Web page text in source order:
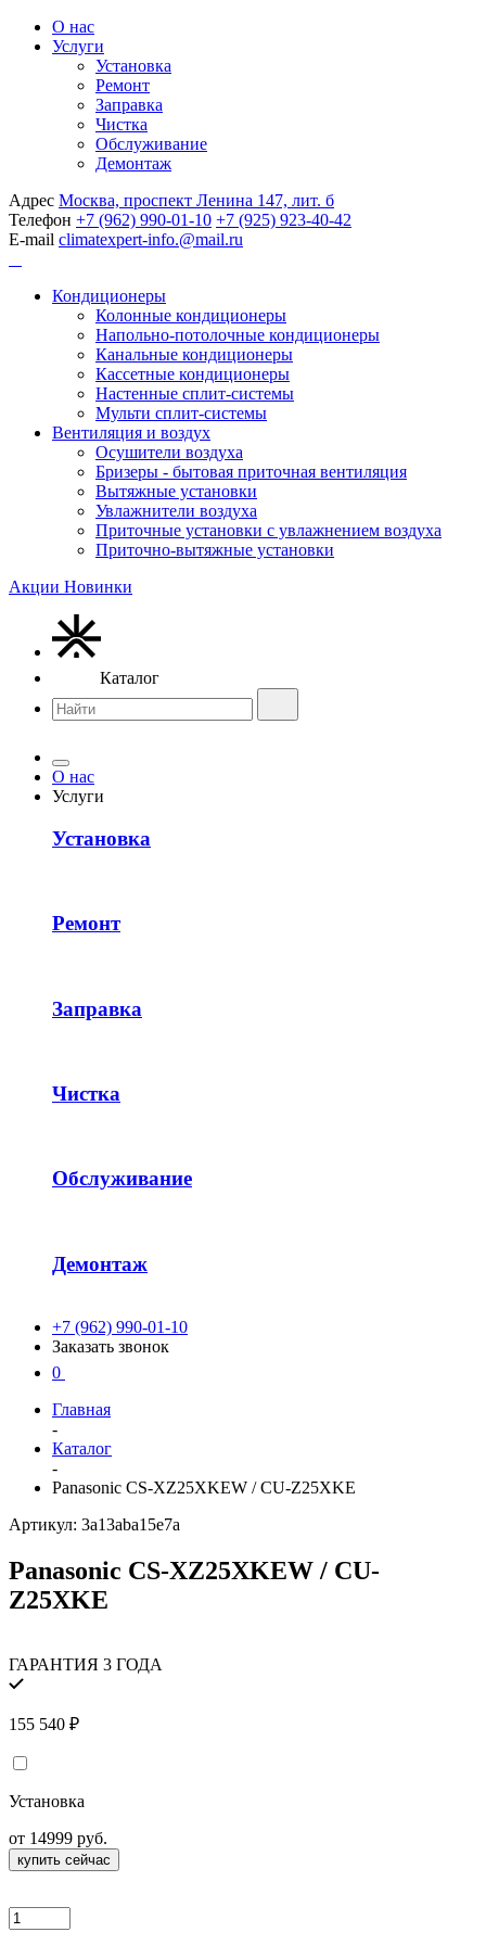
О нас
Услуги
Установка
Ремонт
Заправка
Чистка
Обслуживание
Демонтаж
Адрес Москва, проспект Ленина 147, лит. б
Телефон +7 (962) 990-01-10 +7 (925) 923-40-42
E-mail climatexpert-info.@mail.ru
Кондиционеры
Колонные кондиционеры
Напольно-потолочные кондиционеры
Канальные кондиционеры
Кассетные кондиционеры
Настенные сплит-системы
Мульти сплит-системы
Вентиляция и воздух
Осушители воздуха
Бризеры - бытовая приточная вентиляция
Вытяжные установки
Увлажнители воздуха
Приточные установки с увлажнением воздуха
Приточно-вытяжные установки
Акции Новинки
Каталог
О нас
Услуги
Установка
Ремонт
Заправка
Чистка
Обслуживание
Демонтаж
+7 (962) 990-01-10
Заказать звонок
0
Главная
-
Каталог
-
Panasonic CS-XZ25XKEW / CU-Z25XKE
Артикул: 3a13aba15e7a
Panasonic CS-XZ25XKEW / CU-
Z25XKE
ГАРАНТИЯ 3 ГОДА
155 540 ₽
Установка
от 14999 руб.
купить сейчас